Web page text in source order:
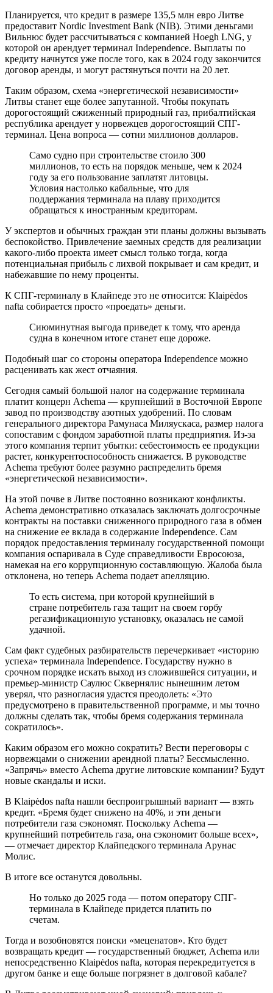
Планируется, что кредит в размере 135,5 млн евро Литве
предоставит Nordic Investment Bank (NIB). Этими деньгами
Вильнюс будет рассчитываться с компанией Hoegh LNG, у
которой он арендует терминал Independence. Выплаты по
кредиту начнутся уже после того, как в 2024 году закончится
договор аренды, и могут растянуться почти на 20 лет.
Таким образом, схема «энергетической независимости»
Литвы станет еще более запутанной. Чтобы покупать
дорогостоящий сжиженный природный газ, прибалтийская
республика арендует у норвежцев дорогостоящий СПГ-
терминал. Цена вопроса — сотни миллионов долларов.
Само судно при строительстве стоило 300
миллионов, то есть на порядок меньше, чем к 2024
году за его пользование заплатят литовцы.
Условия настолько кабальные, что для
поддержания терминала на плаву приходится
обращаться к иностранным кредиторам.
У экспертов и обычных граждан эти планы должны вызывать
беспокойство. Привлечение заемных средств для реализации
какого-либо проекта имеет смысл только тогда, когда
потенциальная прибыль с лихвой покрывает и сам кредит, и
набежавшие по нему проценты.
К СПГ-терминалу в Клайпеде это не относится: Klaipėdos
nafta собирается просто «проедать» деньги.
Сиюминутная выгода приведет к тому, что аренда
судна в конечном итоге станет еще дороже.
Подобный шаг со стороны оператора Independence можно
расценивать как жест отчаяния.
Сегодня самый большой налог на содержание терминала
платит концерн Achema — крупнейший в Восточной Европе
завод по производству азотных удобрений. По словам
генерального директора Рамунаса Миляускаса, размер налога
сопоставим с фондом заработной платы предприятия. Из-за
этого компания терпит убытки: себестоимость ее продукции
растет, конкурентоспособность снижается. В руководстве
Achema требуют более разумно распределить бремя
«энергетической независимости».
На этой почве в Литве постоянно возникают конфликты.
Achema демонстративно отказалась заключать долгосрочные
контракты на поставки сниженного природного газа в обмен
на снижение ее вклада в содержание Independence. Сам
порядок предоставления терминалу государственной помощи
компания оспаривала в Суде справедливости Евросоюза,
намекая на его коррупционную составляющую. Жалоба была
отклонена, но теперь Achema подает апелляцию.
То есть система, при которой крупнейший в
стране потребитель газа тащит на своем горбу
регазификационную установку, оказалась не самой
удачной.
Сам факт судебных разбирательств перечеркивает «историю
успеха» терминала Independence. Государству нужно в
срочном порядке искать выход из сложившейся ситуации, и
премьер-министр Саулюс Сквернялис нынешним летом
уверял, что разногласия удастся преодолеть: «Это
предусмотрено в правительственной программе, и мы точно
должны сделать так, чтобы бремя содержания терминала
сократилось».
Каким образом его можно сократить? Вести переговоры с
норвежцами о снижении арендной платы? Бессмысленно.
«Запрячь» вместо Achema другие литовские компании? Будут
новые скандалы и иски.
В Klaipėdos nafta нашли беспроигрышный вариант — взять
кредит. «Бремя будет снижено на 40%, и эти деньги
потребители газа сэкономят. Поскольку Achema —
крупнейший потребитель газа, она сэкономит больше всех»,
— отмечает директор Клайпедского терминала Арунас
Молис.
В итоге все останутся довольны.
Но только до 2025 года — потом оператору СПГ-
терминала в Клайпеде придется платить по
счетам.
Тогда и возобновятся поиски «меценатов». Кто будет
возвращать кредит — государственный бюджет, Achema или
непосредственно Klaipėdos nafta, которая перекредитуется в
другом банке и еще больше погрязнет в долговой кабале?